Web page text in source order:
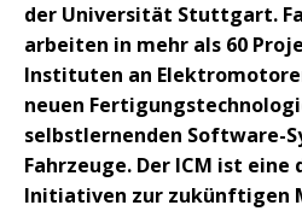
der Universität Stuttgart.
arbeiten in mehr als 60
Instituten an
neuen
selbstlernenden Software-
Fahrzeuge. Der ICM ist
Initiativen zur zukünftigen